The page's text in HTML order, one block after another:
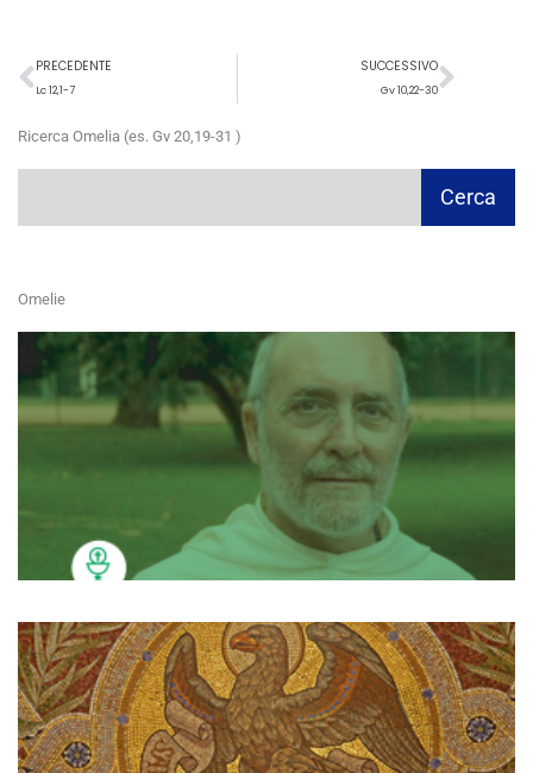
Precedente
PRECEDENTE
Lc 12,1-7
SUCCESSIVO
Gv 10,22-30
Ricerca Omelia (es. Gv 20,19-31 )
Cerca
Omelie